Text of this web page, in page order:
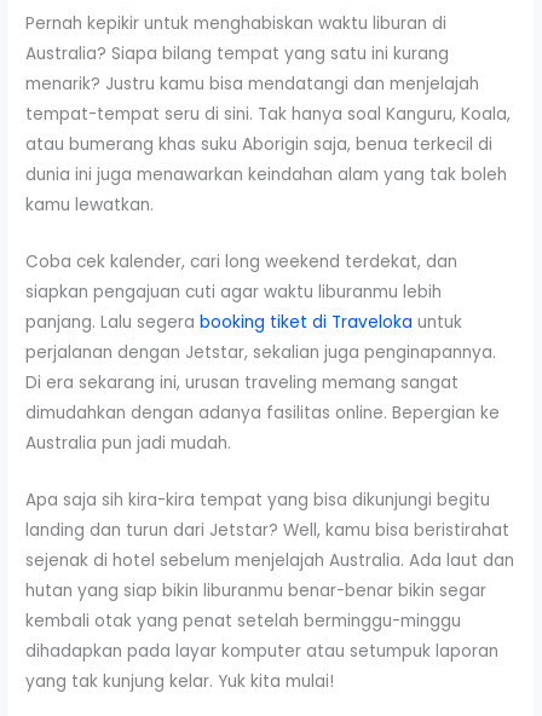
Pernah kepikir untuk menghabiskan waktu liburan di
Australia? Siapa bilang tempat yang satu ini kurang
menarik? Justru kamu bisa mendatangi dan menjelajah
tempat-tempat seru di sini. Tak hanya soal Kanguru, Koala,
atau bumerang khas suku Aborigin saja, benua terkecil di
dunia ini juga menawarkan keindahan alam yang tak boleh
kamu lewatkan.
Coba cek kalender, cari long weekend terdekat, dan
siapkan pengajuan cuti agar waktu liburanmu lebih
panjang. Lalu segerabooking tiket di Traveloka untuk
perjalanan dengan Jetstar, sekalian juga penginapannya.
Di era sekarang ini, urusan traveling memang sangat
dimudahkan dengan adanya fasilitas online. Bepergian ke
Australia pun jadi mudah.
Apa saja sih kira-kira tempat yang bisa dikunjungi begitu
landing dan turun dari Jetstar? Well, kamu bisa beristirahat
sejenak di hotel sebelum menjelajah Australia. Ada laut dan
hutan yang siap bikin liburanmu benar-benar bikin segar
kembali otak yang penat setelah berminggu-minggu
dihadapkan pada layar komputer atau setumpuk laporan
yang tak kunjung kelar. Yuk kita mulai!